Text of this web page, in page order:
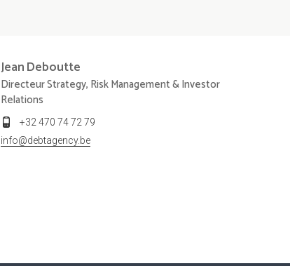
JeanDeboutte
Directeur Strategy, Risk Management & Investor
Relations
+32 470 74 72 79
info@debtagency.be